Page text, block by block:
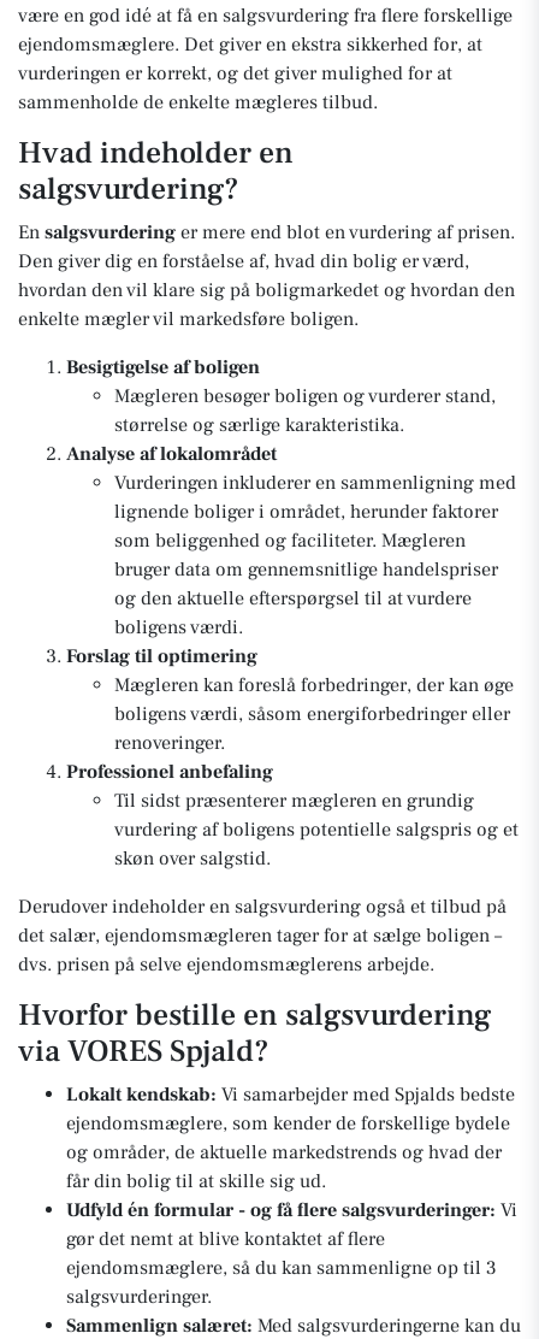
være en god idé at få en salgsvurdering fra flere forskellige
ejendomsmæglere. Det giver en ekstra sikkerhed for, at
vurderingen er korrekt, og det giver mulighed for at
sammenholde de enkelte mægleres tilbud.
Hvad indeholder en
salgsvurdering?
En salgsvurdering er mere end blot en vurdering af prisen.
Den giver dig en forståelse af, hvad din bolig er værd,
hvordan den vil klare sig på boligmarkedet og hvordan den
enkelte mægler vil markedsføre boligen.
Besigtigelse af boligen
Mægleren besøger boligen og vurderer stand,
størrelse og særlige karakteristika.
Analyse af lokalområdet
Vurderingen inkluderer en sammenligning med
lignende boliger i området, herunder faktorer
som beliggenhed og faciliteter. Mægleren
bruger data om gennemsnitlige handelspriser
og den aktuelle efterspørgsel til at vurdere
boligens værdi.
Forslag til optimering
Mægleren kan foreslå forbedringer, der kan øge
boligens værdi, såsom energiforbedringer eller
renoveringer.
Professionel anbefaling
Til sidst præsenterer mægleren en grundig
vurdering af boligens potentielle salgspris og et
skøn over salgstid.
Derudover indeholder en salgsvurdering også et tilbud på
det salær, ejendomsmægleren tager for at sælge boligen –
dvs. prisen på selve ejendomsmæglerens arbejde.
Hvorfor bestille en salgsvurdering
via VORES Spjald?
Lokalt kendskab: Vi samarbejder med Spjalds bedste
ejendomsmæglere, som kender de forskellige bydele
og områder, de aktuelle markedstrends og hvad der
får din bolig til at skille sig ud.
Udfyld én formular - og få flere salgsvurderinger: Vi
gør det nemt at blive kontaktet af flere
ejendomsmæglere, så du kan sammenligne op til 3
salgsvurderinger.
Sammenlign salæret: Med salgsvurderingerne kan du